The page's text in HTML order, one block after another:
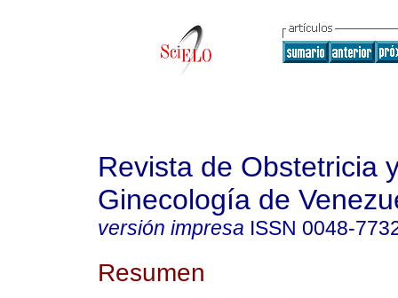
Revista de Obstetricia
Ginecología de
versión impresa ISSN 0048-
Resumen